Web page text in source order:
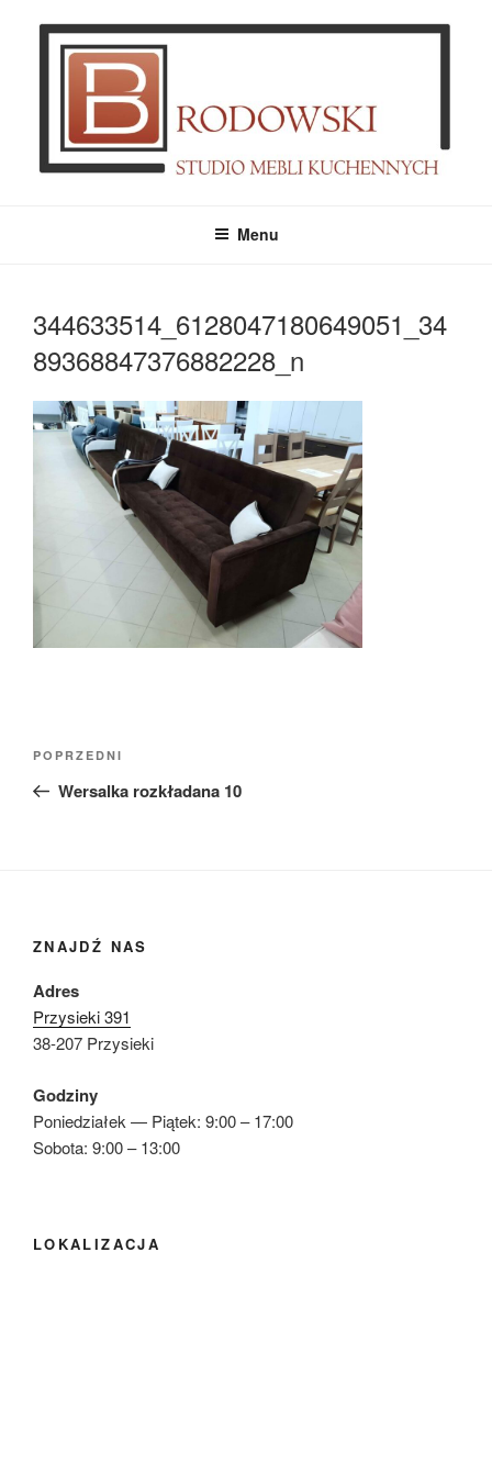
Menu
344633514_6128047180649051_34
89368847376882228_n
Nawigacja
Poprzedni
wpis
POPRZEDNI
Wersalka rozkładana 10
ZNAJDŹ NAS
Adres
Przysieki 391
38-207 Przysieki
Godziny
Poniedziałek — Piątek: 9:00 – 17:00
Sobota: 9:00 – 13:00
LOKALIZACJA